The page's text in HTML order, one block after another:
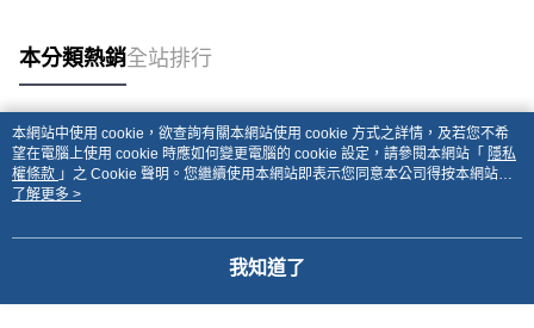
本分類熱銷全站排行
熱門標籤
本網站中使用 cookie，欲查詢有關本網站使用 cookie 方式之詳情，及若您不希
望在電腦上使用 cookie 時應如何變更電腦的 cookie 設定，請參閱本網站「 隱私
權條款 」之 Cookie 聲明。您繼續使用本網站即表示您同意本公司得按本網站使
用條款之 Cookie 聲明使用 cookie。
了解更多 >
我知道了